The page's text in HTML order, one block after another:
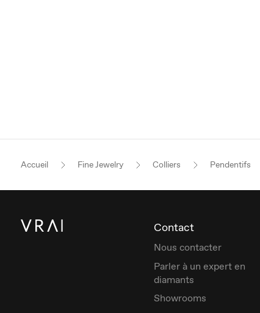
Accueil Fine Jewelry Colliers Pendentifs
Contact
Nous contacter
Parler à un expert en
diamants
Showrooms